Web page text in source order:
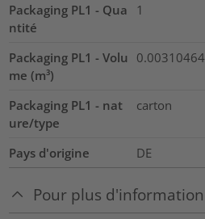
Packaging PL1 - Qua
ntité
1
Packaging PL1 - Volu
me (m³)
0.00310464
Packaging PL1 - nat
ure/type
carton
Pays d'origine DE
Pour plus d'information